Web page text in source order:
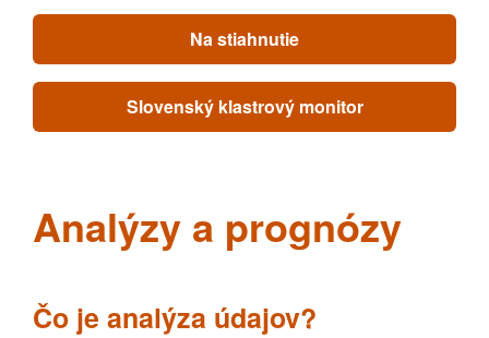
Na stiahnutie
Slovenský klastrový monitor
Analýzy a prognózy
Čo je analýza údajov?